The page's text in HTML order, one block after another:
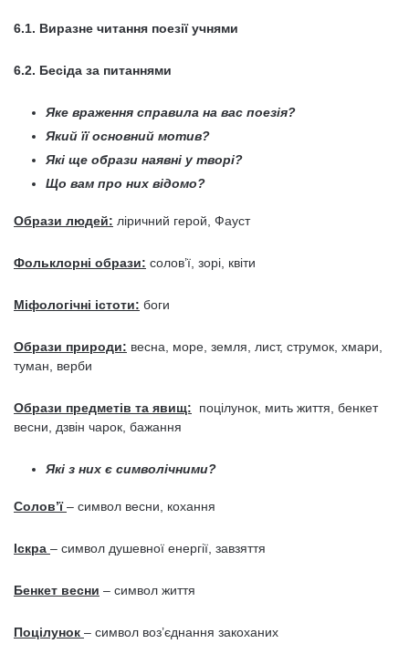
6.1. Виразне читання поезії учнями
6.2. Бесіда за питаннями
Яке враження справила на вас поезія?
Який її основний мотив?
Які ще образи наявні у творі?
Що вам про них відомо?
Образи людей: ліричний герой, Фауст
Фольклорні образи: солов’ї, зорі, квіти
Міфологічні істоти: боги
Образи природи: весна, море, земля, лист, струмок, хмари,
туман, верби
Образи предметів та явищ: поцілунок, мить життя, бенкет
весни, дзвін чарок, бажання
Які з них є символічними?
Солов’ї– символ весни, кохання
Іскра – символ душевної енергії, завзяття
Бенкет весни – символ життя
Поцілунок – символ воз’єднання закоханих